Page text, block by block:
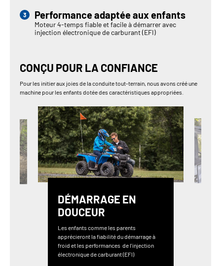
Performance adaptée aux enfants
Moteur 4-temps fiable et facile à démarrer avec
injection électronique de carburant (EFI)
CONÇU POUR LA CONFIANCE
Pour les initier aux joies de la conduite tout-terrain, nous avons créé une
machine pour les enfants dotée des caractéristiques appropriées.
DÉMARRAGE EN
DOUCEUR
Les enfants comme les parents
apprécieront la fiabilité du démarrage à
froid et les performances de l'injection
électronique de carburant (EFI)